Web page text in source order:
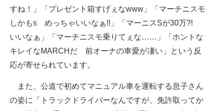
すね！」「プレゼント箱すげぇなwww」「マーチニスモ
しかもs めっちゃいいなぁ!!」「マーニスSが30万?!
いいなぁ」「マーチニスモ乗りてぇな……」「ホントな
キレイなMARCHだ 前オーナの車愛が凄い」という反
応が寄せられています。
また、公道で初めてマニュアル車を運転する息子さん
の姿に「トラックドライバーなんですが、免許取ってか